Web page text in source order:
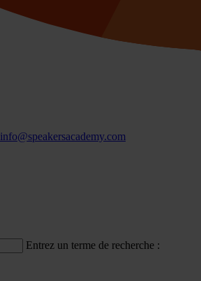
info@speakersacademy.com
Entrez un terme de recherche :